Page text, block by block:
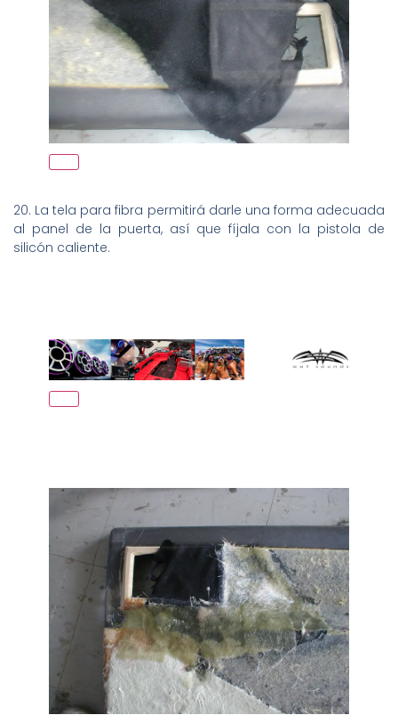
20. La tela para fibra permitirá darle una forma adecuada
al panel de la puerta, así que fíjala con la pistola de
silicón caliente.